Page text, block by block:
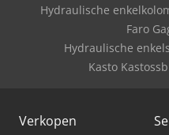
Hydraulische
Faro
Hydraulische
Kasto
Verkopen